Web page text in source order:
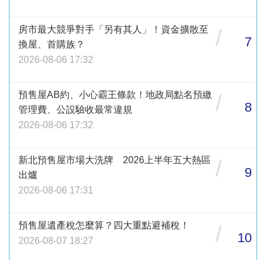
房市最大競爭對手「另有其人」！資金擴散至
換屋、首購族？
2026-08-06 17:32
/ 7
預售屋AB約、小心霸王條款！地政局點名預繳
管理費、公設驗收最常違規
2026-08-06 17:32
/ 8
新北預售屋市場大洗牌 2026上半年五大熱區
出爐
2026-08-06 17:31
/ 9
預售屋遺產稅怎麼算？四大重點避補稅！
2026-08-07 18:27
/ 10